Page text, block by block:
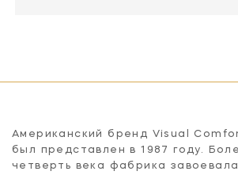
Американский бренд Visual
был представлен в 1987 году.
четверть века фабрика